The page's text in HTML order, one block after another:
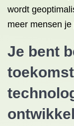
wordt
meer mensen
Je bent